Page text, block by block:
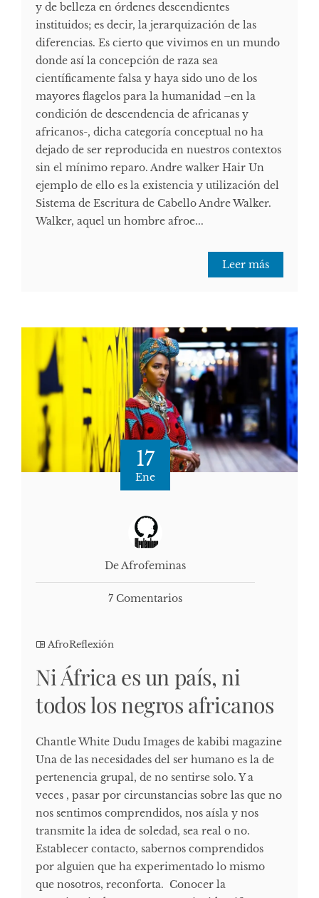
y de belleza en órdenes descendientes
instituidos; es decir, la jerarquización de las
diferencias. Es cierto que vivimos en un mundo
donde así la concepción de raza sea
científicamente falsa y haya sido uno de los
mayores flagelos para la humanidad –en la
condición de descendencia de africanas y
africanos-, dicha categoría conceptual no ha
dejado de ser reproducida en nuestros contextos
sin el mínimo reparo. Andre walker Hair Un
ejemplo de ello es la existencia y utilización del
Sistema de Escritura de Cabello Andre Walker.
Walker, aquel un hombre afroe...
Leer más
17
Ene
De Afrofeminas
7 Comentarios
AfroReflexión
Ni África es un país, ni
todos los negros africanos
Chantle White Dudu Images de kabibi magazine
Una de las necesidades del ser humano es la de
pertenencia grupal, de no sentirse solo. Y a
veces , pasar por circunstancias sobre las que no
nos sentimos comprendidos, nos aísla y nos
transmite la idea de soledad, sea real o no.
Establecer contacto, sabernos comprendidos
por alguien que ha experimentado lo mismo
que nosotros, reconforta. Conocer la